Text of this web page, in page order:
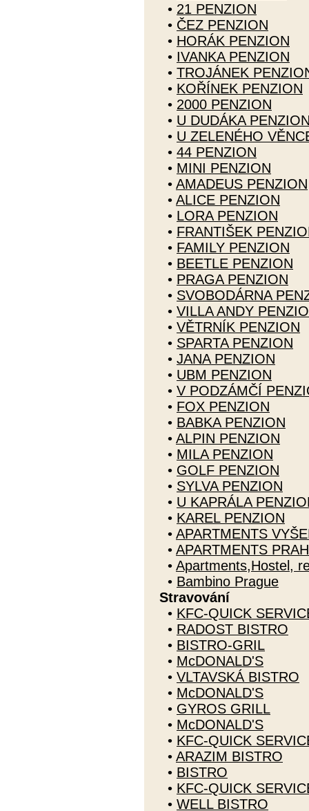
• 21 PENZION
• ČEZ PENZION
• HORÁK PENZION
• IVANKA PENZION
• TROJÁNEK
• KOŘÍNEK PENZION
• 2000 PENZION
• U DUDÁKA
• U ZELENÉHO
• 44 PENZION
• MINI PENZION
• AMADEUS PENZION
• ALICE PENZION
• LORA PENZION
• FRANTIŠEK
• FAMILY PENZION
• BEETLE PENZION
• PRAGA PENZION
• SVOBODÁRNA
• VILLA ANDY
• VĚTRNÍK PENZION
• SPARTA PENZION
• JANA PENZION
• UBM PENZION
• V PODZÁMČÍ
• FOX PENZION
• BABKA PENZION
• ALPIN PENZION
• MILA PENZION
• GOLF PENZION
• SYLVA PENZION
• U KAPRÁLA
• KAREL PENZION
• APARTMENTS
• APARTMENTS
• Apartments,Hostel,
• Bambino Prague
Stravování
• KFC-QUICK
• RADOST BISTRO
• BISTRO-GRIL
• McDONALD'S
• VLTAVSKÁ BISTRO
• McDONALD'S
• GYROS GRILL
• McDONALD'S
• KFC-QUICK
• ARAZIM BISTRO
• BISTRO
• KFC-QUICK
• WELL BISTRO